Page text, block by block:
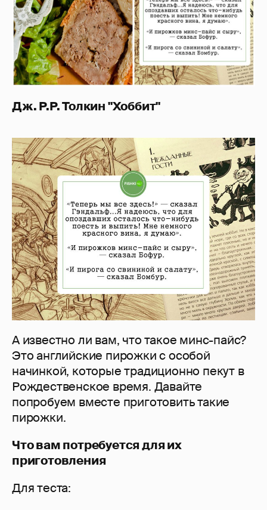
Дж. Р.Р. Толкин "Хоббит"
А известно ли вам, что такое минс-пайс?
Это английские пирожки с особой
начинкой, которые традиционно пекут в
Рождественское время. Давайте
попробуем вместе приготовить такие
пирожки.
Что вам потребуется для их
приготовления
Для теста: